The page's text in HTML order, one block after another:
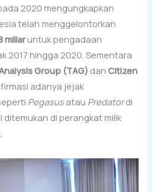
2020 mengungkapkan
telah menggelontorkan
miliaruntuk pengadaan
2017 hingga 2020. Sementara
Group (TAG) danCitizen
adanya jejak
Pegasusatau Predatordi
ditemukan di perangkat milik